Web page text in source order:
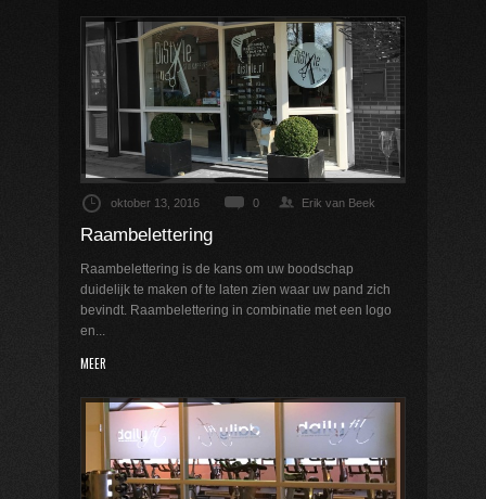
oktober 13, 2016 0 Erik van Beek
Raambelettering
Raambelettering is de kans om uw boodschap
duidelijk te maken of te laten zien waar uw pand zich
bevindt. Raambelettering in combinatie met een logo
en...
MEER